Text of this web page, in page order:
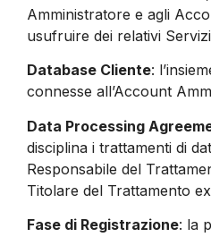
Amministratore e agli
usufruire dei relativi
Database Cliente:
connesse all’Account
Data Processing
disciplina i trattamenti di
Responsabile del
Titolare del Trattamento
Fase di Registrazione: la